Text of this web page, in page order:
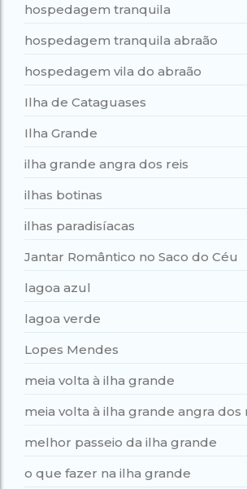
hospedagem tranquila
hospedagem tranquila abraão
hospedagem vila do abraão
Ilha de Cataguases
Ilha Grande
ilha grande angra dos reis
ilhas botinas
ilhas paradisíacas
Jantar Romântico no Saco do Céu
lagoa azul
lagoa verde
Lopes Mendes
meia volta à ilha grande
meia volta à ilha grande angra dos
melhor passeio da ilha grande
o que fazer na ilha grande